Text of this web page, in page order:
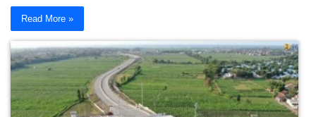
Read More »